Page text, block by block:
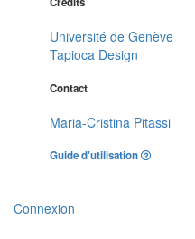
Université de Genève
Tapioca Design
Contact
Maria-Cristina Pitassi
Guide d'utilisation
Connexion